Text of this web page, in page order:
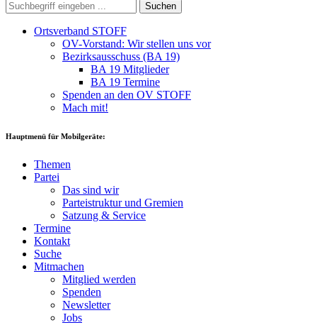
Suchen
Ortsverband STOFF
OV-Vorstand: Wir stellen uns vor
Bezirksausschuss (BA 19)
BA 19 Mitglieder
BA 19 Termine
Spenden an den OV STOFF
Mach mit!
Hauptmenü für Mobilgeräte:
Themen
Partei
Das sind wir
Parteistruktur und Gremien
Satzung & Service
Termine
Kontakt
Suche
Mitmachen
Mitglied werden
Spenden
Newsletter
Jobs